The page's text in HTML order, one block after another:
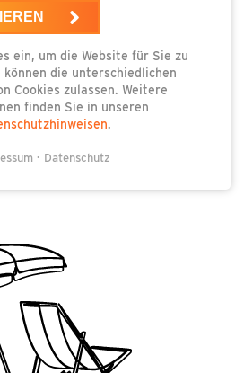
ein, um die Website für Sie zu
die unterschiedlichen
Cookies zulassen. Weitere
finden Sie in unseren
.
Datenschutz